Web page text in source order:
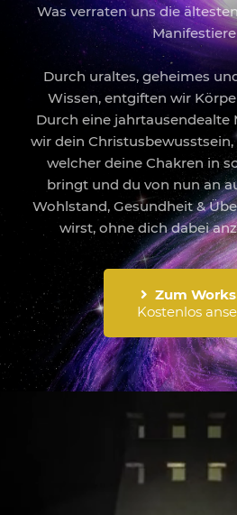
Was verraten uns die
Durch uraltes, geheimes
Wissen, entgiften wir
Durch eine jahrtausendealte
wir dein
welcher deine Chakren in
bringt und du von nun an
Wohlstand, Gesundheit &
wirst, ohne dich dabei
Zum
Kostenlos